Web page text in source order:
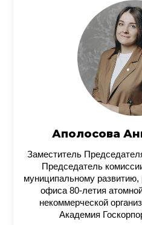
Аполосова
Заместитель
Председатель
муниципальному развитию,
офиса 80-летия
некоммерческой
Академия